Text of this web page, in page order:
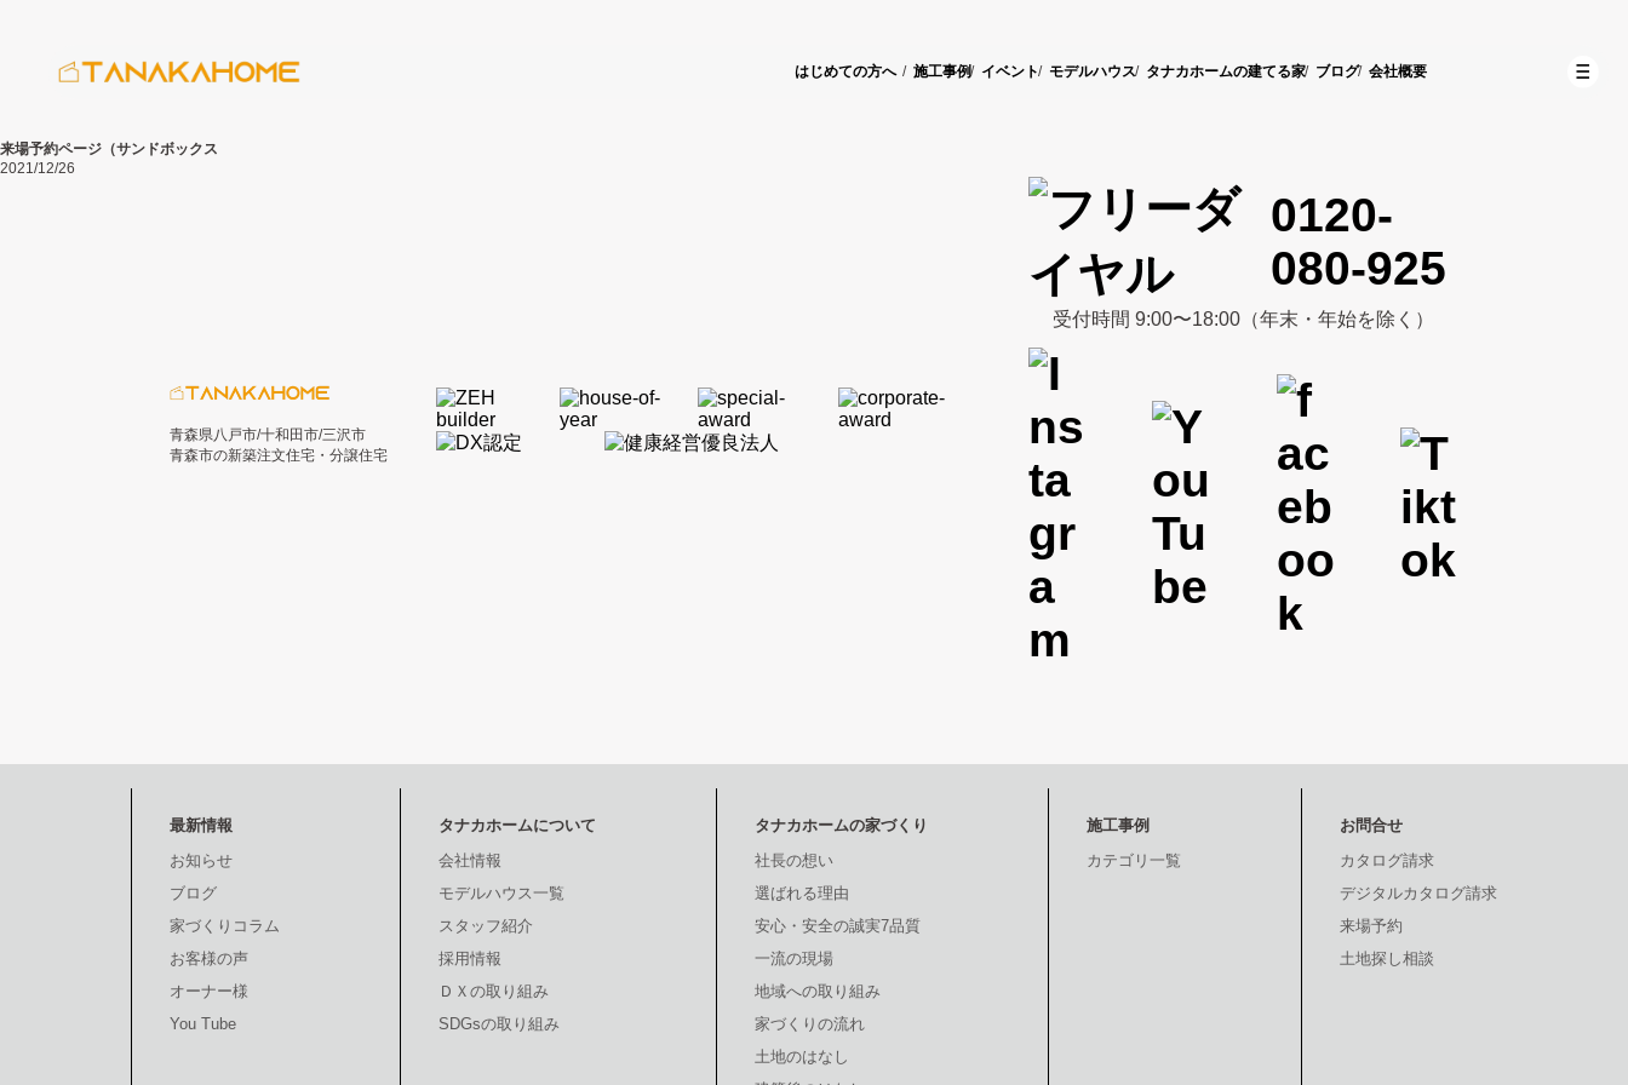
はじめての方へ 施工事例 イベント モデルハウス タナカホームの建てる家 ブログ 会社概要
来場予約ページ（サンドボックス
2021/12/26
青森県八戸市/十和田市/三沢市
青森市の新築注文住宅・分譲住宅
0120-
080-925
受付時間 9:00〜18:00（年末・年始を除く）
最新情報
お知らせ
ブログ
家づくりコラム
お客様の声
オーナー様
You Tube
タナカホームについて
会社情報
モデルハウス一覧
スタッフ紹介
採用情報
ＤＸの取り組み
SDGsの取り組み
タナカホームの家づくり
社長の想い
選ばれる理由
安心・安全の誠実7品質
一流の現場
地域への取り組み
家づくりの流れ
土地のはなし
施工事例
カテゴリ一覧
お問合せ
カタログ請求
デジタルカタログ請求
来場予約
土地探し相談